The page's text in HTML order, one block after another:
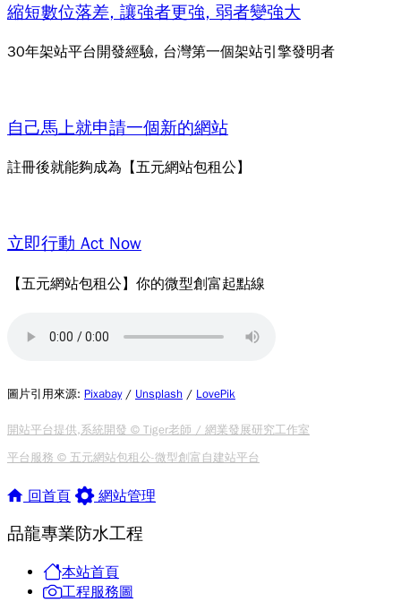
縮短數位落差, 讓強者更強, 弱者變強大
30年架站平台開發經驗, 台灣第一個架站引擎發明者
自己馬上就申請一個新的網站
註冊後就能夠成為【五元網站包租公】
立即行動 Act Now
【五元網站包租公】你的微型創富起點線
圖片引用來源: Pixabay/ Unsplash / LovePik
開站平台提供,系統開發 © Tiger老師 / 網業發展研究工作室
平台服務 © 五元網站包租公-微型創富自建站平台
回首頁 網站管理
品龍專業防水工程
本站首頁
工程服務圖